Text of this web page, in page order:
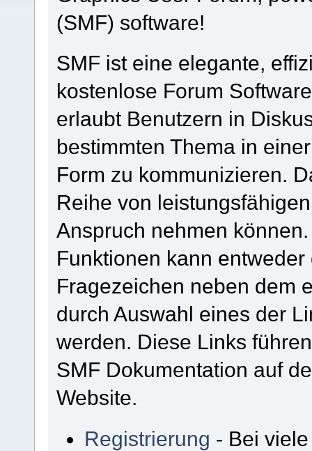
(SMF) software!
SMF ist eine elegante,
kostenlose Forum
erlaubt Benutzern in
bestimmten Thema in
Form zu kommunizieren.
Reihe von
Anspruch nehmen
Funktionen kann
Fragezeichen neben dem
durch Auswahl eines der
werden. Diese Links
SMF Dokumentation auf
Website.
Registrierung - Bei